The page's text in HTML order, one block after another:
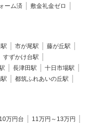
ーム済
敷金礼金ゼロ
市が尾駅
藤が丘駅
すずかけ台駅
長津田駅
十日市場駅
都筑ふれあいの丘駅
10万円台
11万円～13万円